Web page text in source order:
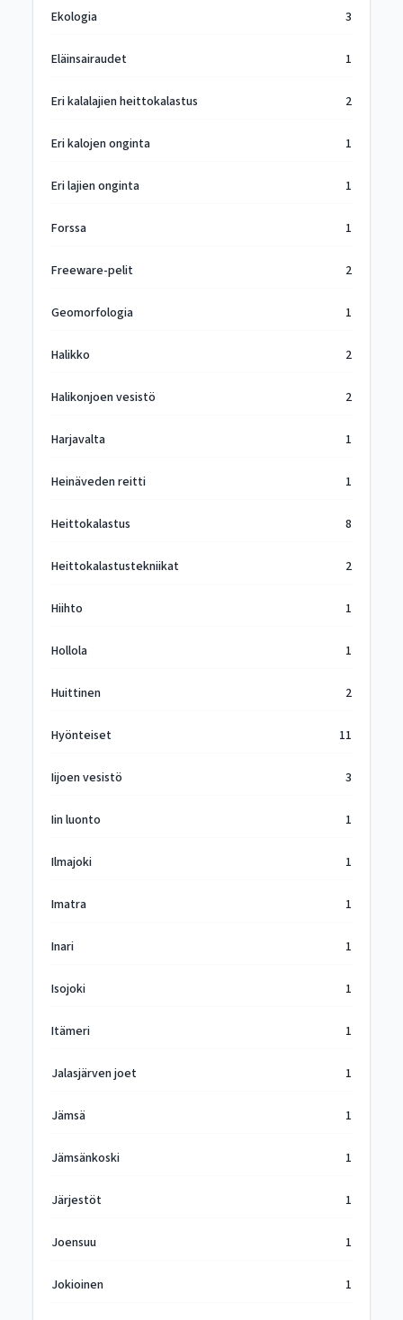
Ekologia 3
Eläinsairaudet 1
Eri kalalajien heittokalastus 2
Eri kalojen onginta 1
Eri lajien onginta 1
Forssa 1
Freeware-pelit 2
Geomorfologia 1
Halikko 2
Halikonjoen vesistö 2
Harjavalta 1
Heinäveden reitti 1
Heittokalastus 8
Heittokalastustekniikat 2
Hiihto 1
Hollola 1
Huittinen 2
Hyönteiset 11
Iijoen vesistö 3
Iin luonto 1
Ilmajoki 1
Imatra 1
Inari 1
Isojoki 1
Itämeri 1
Jalasjärven joet 1
Jämsä 1
Jämsänkoski 1
Järjestöt 1
Joensuu 1
Jokioinen 1